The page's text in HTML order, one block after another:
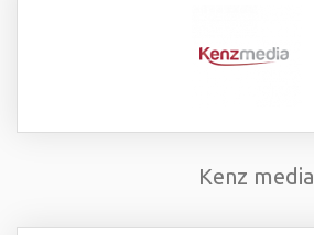
Kenz media